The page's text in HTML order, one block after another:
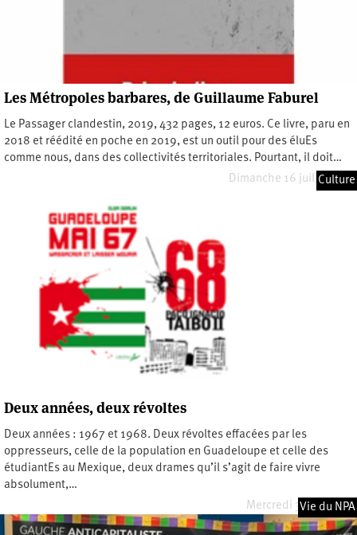
Les Métropoles barbares, de Guillaume Faburel
Le Passager clandestin, 2019, 432 pages, 12 euros. Ce livre, paru en
2018 et réédité en poche en 2019, est un outil pour des éluEs
comme nous, dans des collectivités territoriales. Pourtant, il doit…
Dimanche 16 juillet 2023
Culture
Deux années, deux révoltes
Deux années : 1967 et 1968. Deux révoltes effacées par les
oppresseurs, celle de la population en Guadeloupe et celle des
étudiantEs au Mexique, deux drames qu’il s’agit de faire vivre
absolument,…
Mercredi 31 mai 2023
Vie du NPA